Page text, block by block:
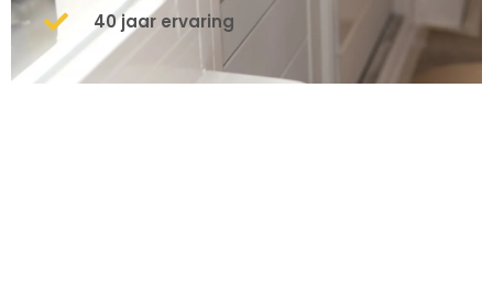
40 jaar ervaring